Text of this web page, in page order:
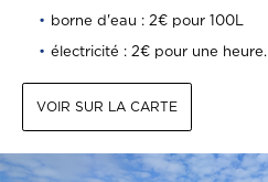
borne d'eau : 2€ pour 100L
électricité : 2€ pour une heure.
VOIR SUR LA CARTE